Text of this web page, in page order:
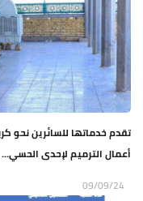
تقدم خدماتها للسائرين نحو
أعمال الترميم لإحدى الحسي...
09/09/24